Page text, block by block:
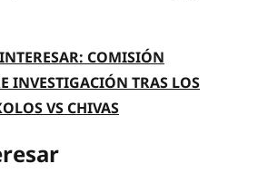
COMISIÓN
INVESTIGACIÓN TRAS LOS
VS CHIVAS